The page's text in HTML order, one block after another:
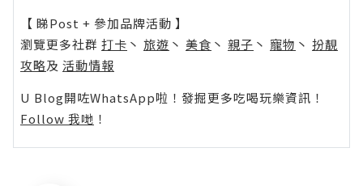
【 睇Post + 參加品牌活動 】
瀏覽更多社群 打卡 丶 旅遊 丶 美食 丶 親子 丶 寵物 丶 扮靚
攻略及 活動情報
U Blog開咗WhatsApp啦！發掘更多吃喝玩樂資訊！
Follow 我哋 ！